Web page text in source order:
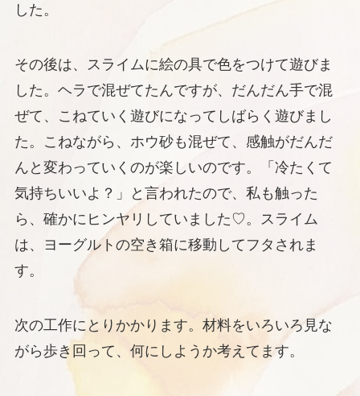
した。
その後は、スライムに絵の具で色をつけて遊びま
した。ヘラで混ぜてたんですが、だんだん手で混
ぜて、こねていく遊びになってしばらく遊びまし
た。こねながら、ホウ砂も混ぜて、感触がだんだ
んと変わっていくのが楽しいのです。「冷たくて
気持ちいいよ？」と言われたので、私も触った
ら、確かにヒンヤリしていました♡。スライム
は、ヨーグルトの空き箱に移動してフタされま
す。
次の工作にとりかかります。材料をいろいろ見な
がら歩き回って、何にしようか考えてます。